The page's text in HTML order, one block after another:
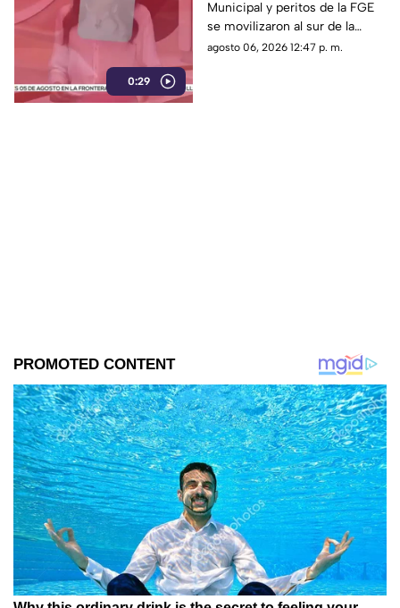
0:29
Norte en Chihuahua
Municipal y peritos de la FGE
se movilizaron al sur de la
capital tras el descubrimiento
agosto 06, 2026 12:47 p. m.